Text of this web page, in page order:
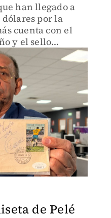
han llegado a
por la
cuenta con el
y el sello
postal brasileña.
de Pelé